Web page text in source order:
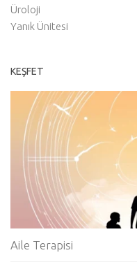
Üroloji
Yanık Ünitesi
KEŞFET
Aile Terapisi